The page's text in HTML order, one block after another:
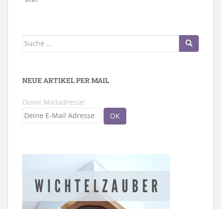
Suche
NEUE ARTIKEL PER MAIL
Deine Mailadresse: